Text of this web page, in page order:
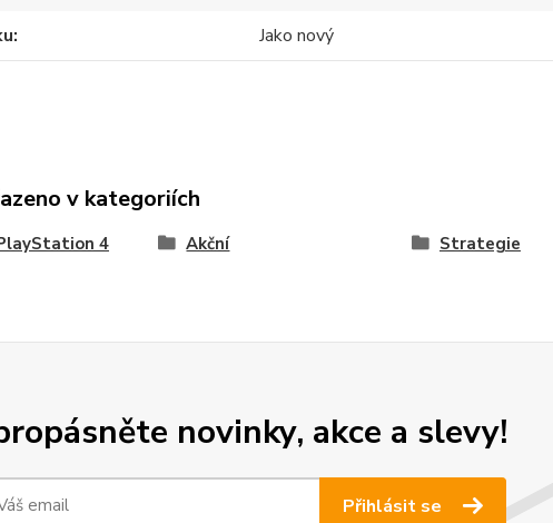
Jako nový
v kategoriích
4 Akční Strategie
novinky, akce a slevy!
Přihlásit se